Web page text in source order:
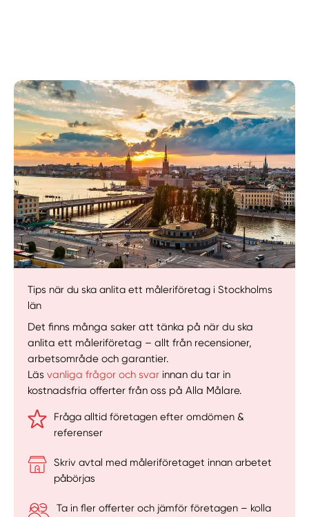
Manuellt Få hjälp
Välj tillvägagångssätt
Tips när du ska anlita ett måleriföretag i Stockholms
län
Det finns många saker att tänka på när du ska
anlita ett måleriföretag – allt från recensioner,
arbetsområde och garantier.
Läsvanliga frågor och svar innan du tar in
kostnadsfria offerter från oss på Alla Målare.
Fråga alltid företagen efter omdömen &
referenser
Skriv avtal med måleriföretaget innan arbetet
påbörjas
Ta in fler offerter och jämför företagen – kolla